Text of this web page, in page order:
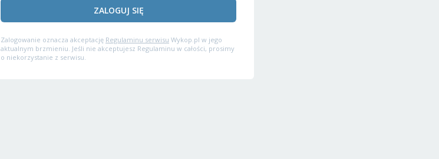
ZALOGUJ SIĘ
Zalogowanie oznacza akceptację Regulaminu serwisu Wykop.pl w jego
aktualnym brzmieniu. Jeśli nie akceptujesz Regulaminu w całości, prosimy
o niekorzystanie z serwisu.